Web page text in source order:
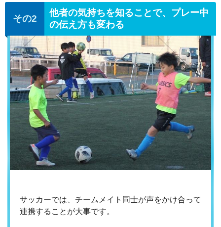
他者の気持ちを知ることで、プレー中
の伝え方も変わる
サッカーでは、チームメイト同士が声をかけ合って
連携することが大事です。